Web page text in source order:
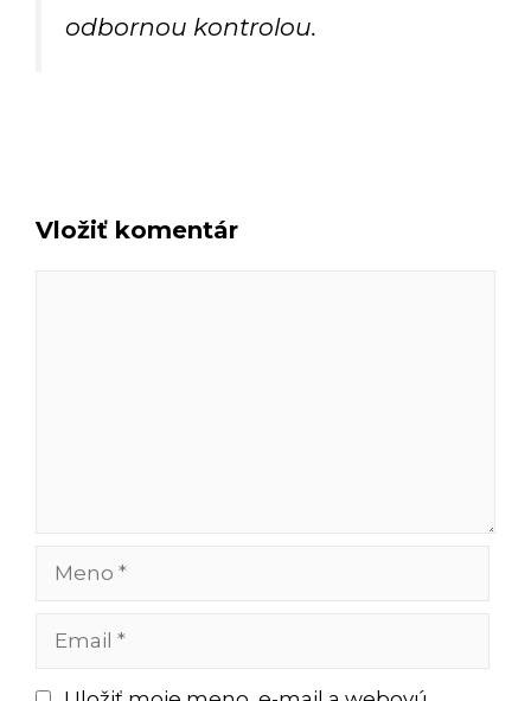
odbornou kontrolou.
Vložiť komentár
Meno
Email